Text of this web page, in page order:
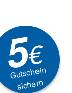
5€
Gutschein
sichern